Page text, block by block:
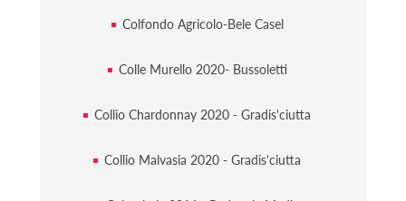
Colfondo Agricolo-Bele Casel
Colle Murello 2020- Bussoletti
Collio Chardonnay 2020 - Gradis'ciutta
Collio Malvasia 2020 - Gradis'ciutta